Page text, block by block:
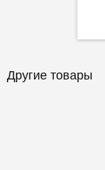
Другие товары